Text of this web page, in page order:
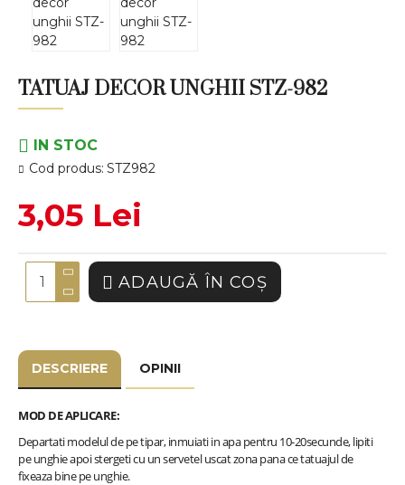
TATUAJ DECOR UNGHII STZ-982
IN STOC
Cod produs: STZ982
3,05 Lei
ADAUGĂ ÎN COŞ
DESCRIERE OPINII
MOD DE APLICARE:
Departati modelul de pe tipar, inmuiati in apa pentru 10-20secunde, lipiti
pe unghie apoi stergeti cu un servetel uscat zona pana ce tatuajul de
fixeaza bine pe unghie.